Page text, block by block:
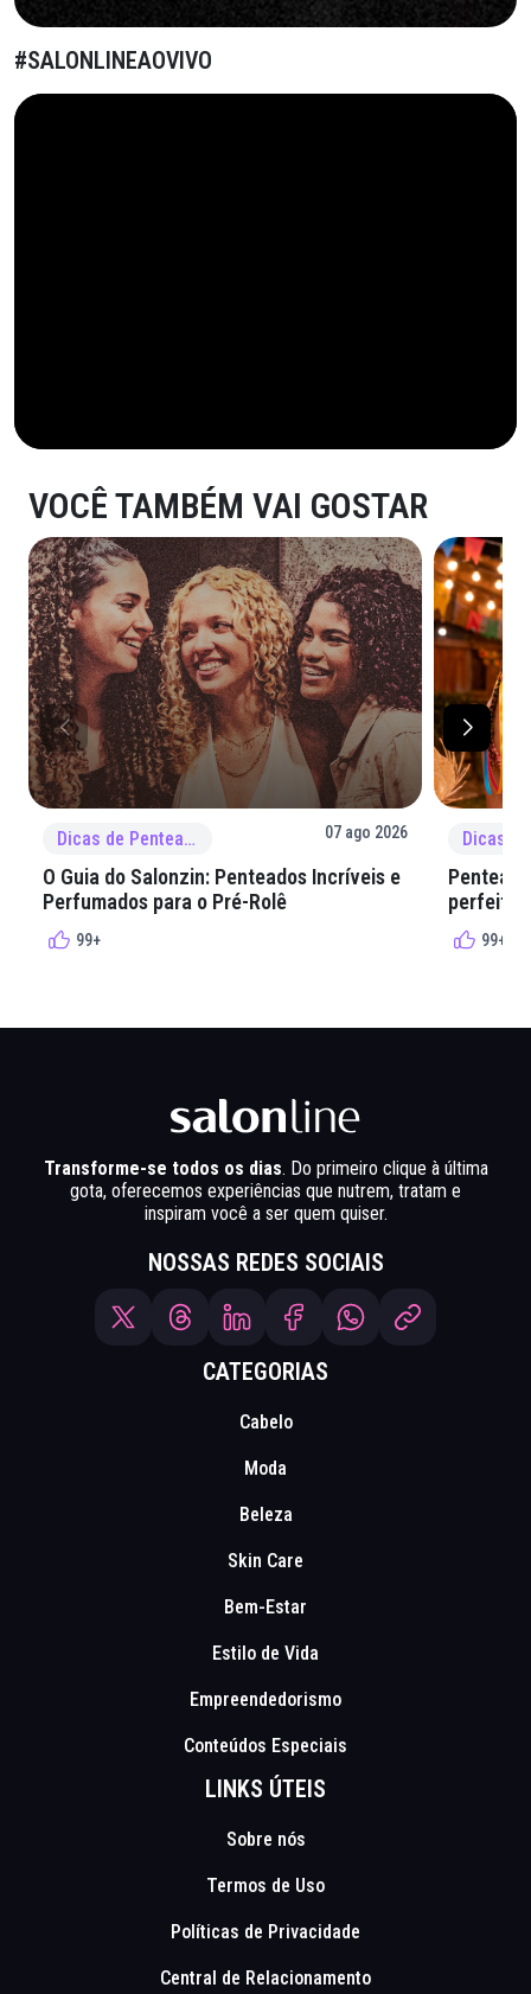
#SALONLINEAOVIVO
VOCÊ TAMBÉM VAI GOSTAR
Dicas de Penteado 07 ago 2026
O Guia do Salonzin: Penteados Incríveis e
Perfumados para o Pré-Rolê
99+
perfeita
99+
Transforme-se todos os dias. Do primeiro clique à última
gota, oferecemos experiências que nutrem, tratam e
inspiram você a ser quem quiser.
NOSSAS REDES SOCIAIS
CATEGORIAS
Cabelo
Moda
Beleza
Skin Care
Bem-Estar
Estilo de Vida
Empreendedorismo
Conteúdos Especiais
LINKS ÚTEIS
Sobre nós
Termos de Uso
Políticas de Privacidade
Central de Relacionamento